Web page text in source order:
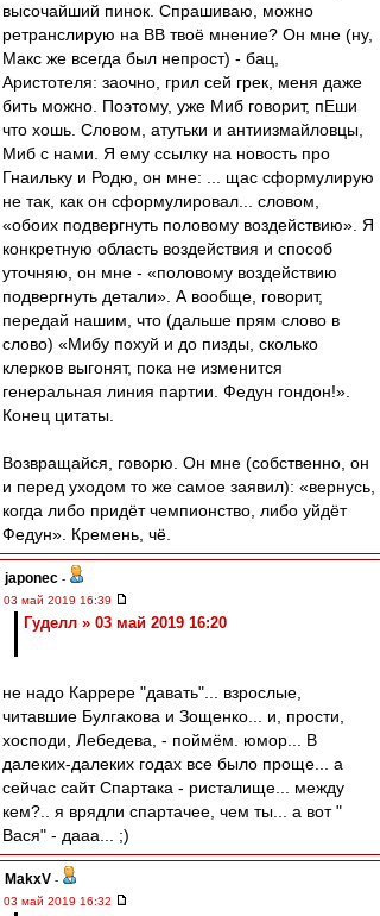
высочайший пинок. Спрашиваю, можно
ретранслирую на ВВ твоё мнение? Он мне (ну,
Макс же всегда был непрост) - бац,
Аристотеля: заочно, грил сей грек, меня даже
бить можно. Поэтому, уже Миб говорит, пЕши
что хошь. Словом, атутьки и антиизмайловцы,
Миб с нами. Я ему ссылку на новость про
Гнаильку и Родю, он мне: ... щас сформулирую
не так, как он сформулировал... словом,
«обоих подвергнуть половому воздействию». Я
конкретную область воздействия и способ
уточняю, он мне - «половому воздействию
подвергнуть детали». А вообще, говорит,
передай нашим, что (дальше прям слово в
слово) «Мибу похуй и до пизды, сколько
клерков выгонят, пока не изменится
генеральная линия партии. Федун гондон!».
Конец цитаты.
Возвращайся, говорю. Он мне (собственно, он
и перед уходом то же самое заявил): «вернусь,
когда либо придёт чемпионство, либо уйдёт
Федун». Кремень, чё.
japonec -
03 май 2019 16:39
Гуделл » 03 май 2019 16:20
не надо Каррере "давать"... взрослые,
читавшие Булгакова и Зощенко... и, прости,
хосподи, Лебедева, - поймём. юмор... В
далеких-далеких годах все было проще... а
сейчас сайт Спартака - ристалище... между
кем?.. я врядли спартачее, чем ты... а вот "
Вася" - дааа... ;)
MakxV -
03 май 2019 16:32